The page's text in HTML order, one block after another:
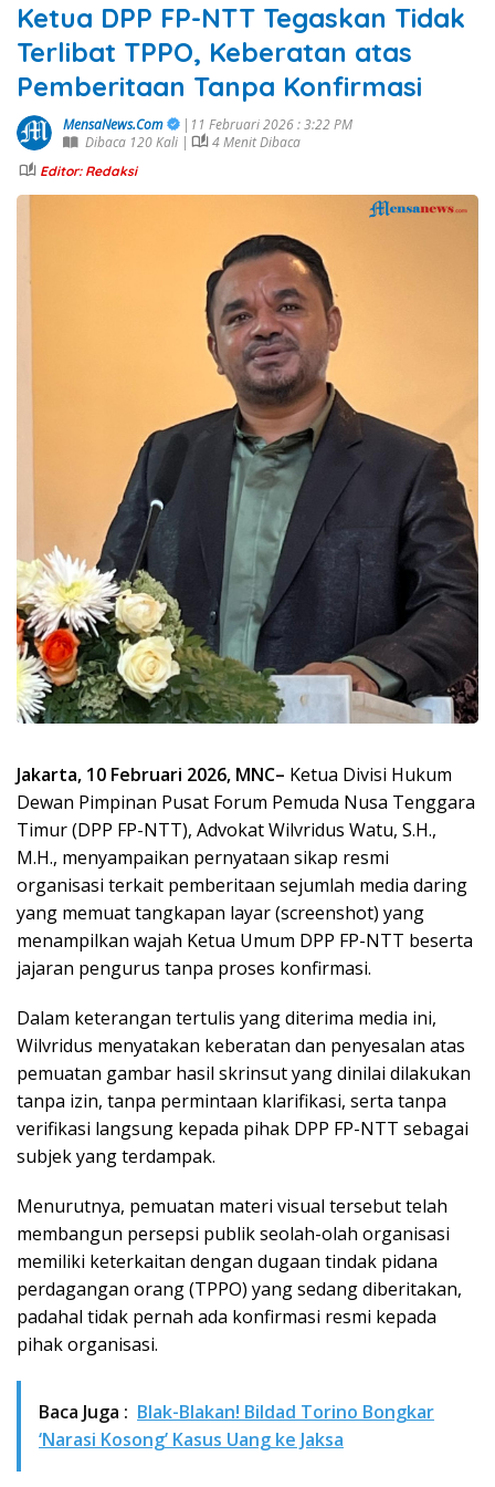
Ketua DPP FP-NTT Tegaskan Tidak
Terlibat TPPO, Keberatan atas
Pemberitaan Tanpa Konfirmasi
MensaNews.Com
|11 Februari 2026 : 3:22 PM
Dibaca 120 Kali |
4 Menit Dibaca
Editor: Redaksi
Jakarta, 10 Februari 2026, MNC– Ketua Divisi Hukum
Dewan Pimpinan Pusat Forum Pemuda Nusa Tenggara
Timur (DPP FP-NTT), Advokat Wilvridus Watu, S.H.,
M.H., menyampaikan pernyataan sikap resmi
organisasi terkait pemberitaan sejumlah media daring
yang memuat tangkapan layar (screenshot) yang
menampilkan wajah Ketua Umum DPP FP-NTT beserta
jajaran pengurus tanpa proses konfirmasi.
Dalam keterangan tertulis yang diterima media ini,
Wilvridus menyatakan keberatan dan penyesalan atas
pemuatan gambar hasil skrinsut yang dinilai dilakukan
tanpa izin, tanpa permintaan klarifikasi, serta tanpa
verifikasi langsung kepada pihak DPP FP-NTT sebagai
subjek yang terdampak.
Menurutnya, pemuatan materi visual tersebut telah
membangun persepsi publik seolah-olah organisasi
memiliki keterkaitan dengan dugaan tindak pidana
perdagangan orang (TPPO) yang sedang diberitakan,
padahal tidak pernah ada konfirmasi resmi kepada
pihak organisasi.
Baca Juga : Blak-Blakan! Bildad Torino Bongkar
‘Narasi Kosong’ Kasus Uang ke Jaksa